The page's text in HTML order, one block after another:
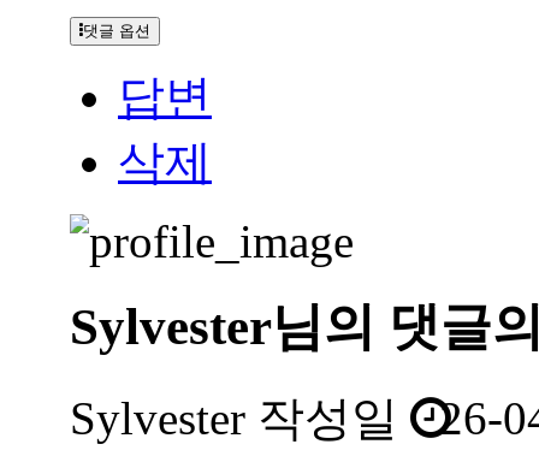
댓글 옵션
답변
삭제
Sylvester님의 댓글
Sylvester 작성일
26-